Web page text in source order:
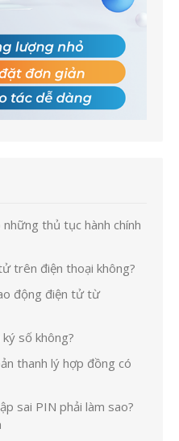
thủ tục hành chính
trên điện thoại không?
động điện tử từ
số không?
thanh lý hợp đồng có
sai PIN phải làm sao?